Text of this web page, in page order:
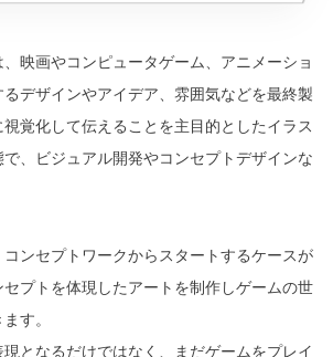
映画やコンピュータゲーム、アニメーショ
デザインやアイデア、雰囲気などを最終製
覚化して伝えることを主目的としたイラス
で、ビジュアル開発やコンセプトデザインな
ンセプトワークからスタートするケースが
プトを体現したアートを制作しゲームの世
す。
となるだけではなく、まだゲームをプレイ